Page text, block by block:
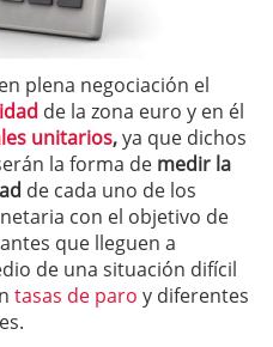
plena negociación el
de la zona euro y en él
unitarios,ya que dichos
la forma de medir la
de cada uno de los
con el objetivo de
que lleguen a
de una situación difícil
tasas de paro y diferentes